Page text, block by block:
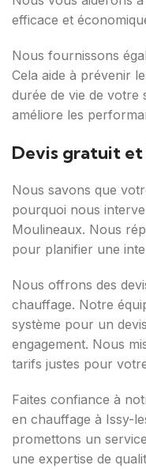
efficace et
Nous fournissons
Cela aide à prévenir
durée de vie de votre
améliore les
Devis gratuit
Nous savons que
pourquoi nous
Moulineaux. Nous
pour planifier une
Nous offrons des
chauffage. Notre
système pour un
engagement. Nous
tarifs justes pour
Faites confiance à
en chauffage à Issy-
promettons un
une expertise de